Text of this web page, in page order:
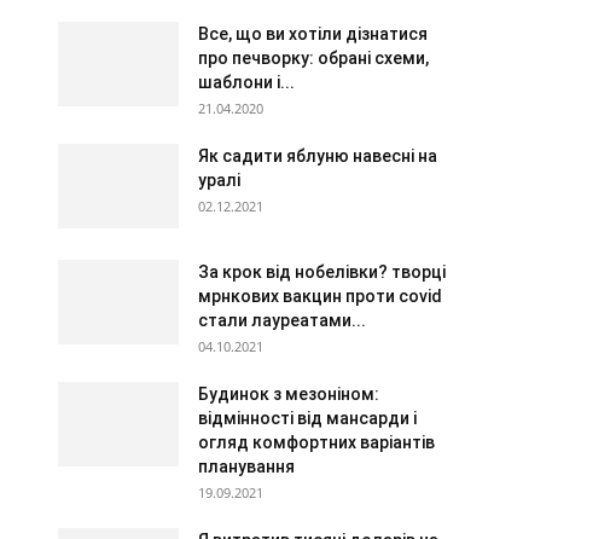
Все, що ви хотіли дізнатися
про печворку: обрані схеми,
шаблони і...
21.04.2020
Як садити яблуню навесні на
уралі
02.12.2021
За крок від нобелівки? творці
мрнкових вакцин проти covid
стали лауреатами...
04.10.2021
Будинок з мезоніном:
відмінності від мансарди і
огляд комфортних варіантів
планування
19.09.2021